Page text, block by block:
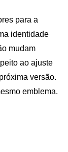
para a
identidade
mudam
ao ajuste
versão.
emblema.